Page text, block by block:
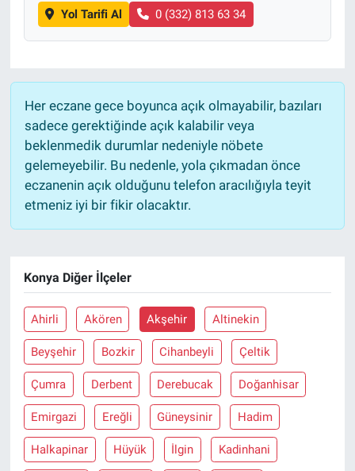
Yol Tarifi Al 0 (332) 813 63 34
Her eczane gece boyunca açık olmayabilir, bazıları
sadece gerektiğinde açık kalabilir veya
beklenmedik durumlar nedeniyle nöbete
gelemeyebilir. Bu nedenle, yola çıkmadan önce
eczanenin açık olduğunu telefon aracılığıyla teyit
etmeniz iyi bir fikir olacaktır.
Konya Diğer İlçeler
Ahirli Akören Akşehir Altinekin
Beyşehir Bozkir Cihanbeyli Çeltik
Çumra Derbent Derebucak Doğanhisar
Emirgazi Ereğli Güneysinir Hadim
Halkapinar Hüyük İlgin Kadinhani